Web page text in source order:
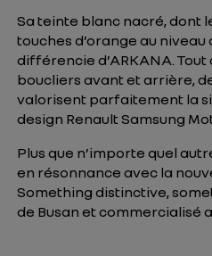
Sa teinte blanc nacré, dont
touches d’orange au
différencie d’ARKANA.
boucliers avant et arrière,
valorisent parfaitement la
design Renault Samsung
Plus que n’importe quel
en résonnance avec la
Something distinctive,
de Busan et commercialisé